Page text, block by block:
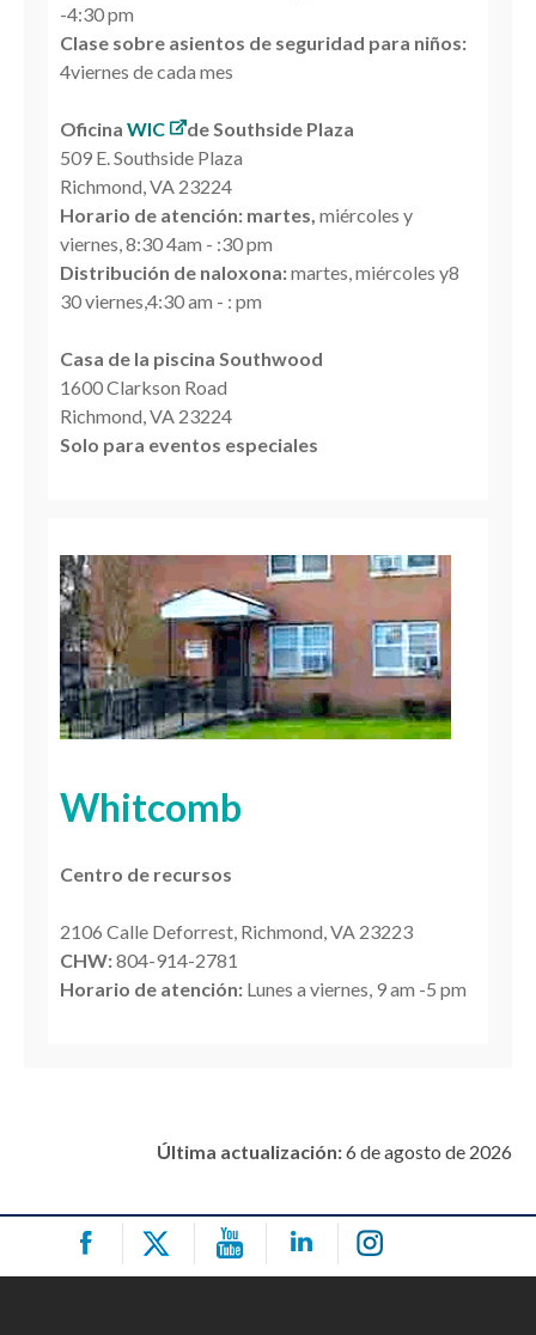
-4:30 pm
Clase sobre asientos de seguridad para niños:
4viernes de cada mes
Oficina WIC
de Southside Plaza
509 E. Southside Plaza
Richmond, VA 23224
Horario de atención: martes, miércoles y
viernes, 8:30 4am - :30 pm
Distribución de naloxona:martes, miércoles y8
30 viernes,4:30 am - : pm
Casa de la piscina Southwood
1600 Clarkson Road
Richmond, VA 23224
Solo para eventos especiales
Whitcomb
Centro de recursos
2106 Calle Deforrest, Richmond, VA 23223
CHW:804-914-2781
Horario de atención: Lunes a viernes, 9 am -5 pm
Última actualización:6 de agosto de 2026